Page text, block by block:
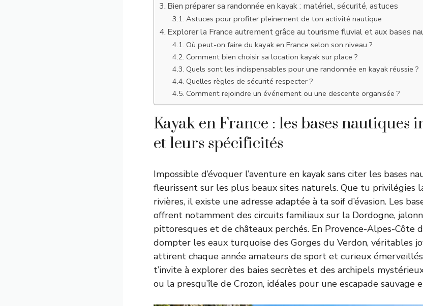
Bien préparer sa randonnée en kayak : matériel, sécurité, astuces
Astuces pour profiter pleinement de ton activité nautique
Explorer la France autrement grâce au tourisme fluvial et aux bases
Où peut-on faire du kayak en France selon son niveau ?
Comment bien choisir sa location kayak sur place ?
Quels sont les indispensables pour une randonnée en kayak réussie ?
Quelles règles de sécurité respecter ?
Comment rejoindre un événement ou une descente organisée ?
Kayak en France : les bases nautiques
et leurs spécificités
Impossible d’évoquer l’aventure en kayak sans citer les bases
fleurissent sur les plus beaux sites naturels. Que tu privilégies
rivières, il existe une adresse adaptée à ta soif d’évasion. Les
offrent notamment des circuits familiaux sur la Dordogne,
pittoresques et de châteaux perchés. En Provence-Alpes-Côte
dompter les eaux turquoise des Gorges du Verdon, véritables
attirent chaque année amateurs de sport et curieux
t’invite à explorer des baies secrètes et des archipels
ou la presqu’île de Crozon, idéales pour une escapade sauvage